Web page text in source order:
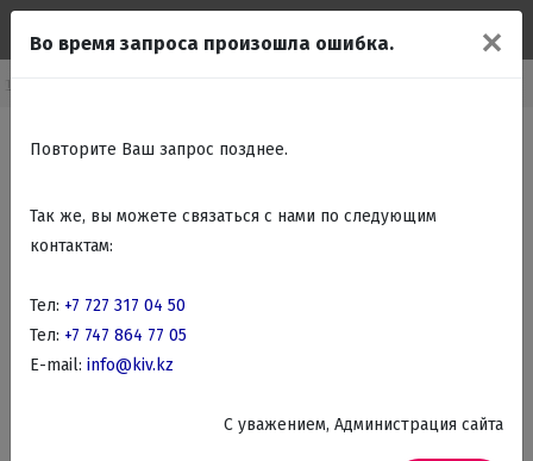
бытовая техника
✕
Во время запроса произошла ошибка.
Повторите Ваш запрос позднее.
Так же, вы можете связаться с нами по следующим
контактам:
Тел: +7 727 317 04 50
Тел: +7 747 864 77 05
E-mail: info@kiv.kz
C уважением, Администрация сайта